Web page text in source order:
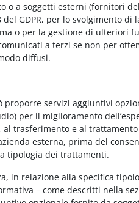
o a soggetti esterni (fornitori
GDPR, per lo svolgimento
o per la gestione di ulteriori
a terzi se non per
diffusi.
servizi aggiuntivi
per il miglioramento
trasferimento e al
esterna, prima del
tipologia dei trattamenti.
in relazione alla specifica
– come descritti nella